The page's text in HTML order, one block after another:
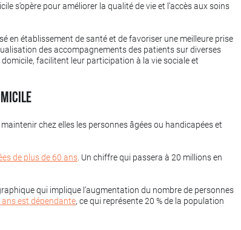
s’opère pour améliorer la qualité de vie et l’accès aux soins
en établissement de santé et de favoriser une meilleure prise
des accompagnements des patients sur diverses
facilitent leur participation à la vie sociale et
chez elles les personnes âgées ou handicapées et
de plus de 60 ans . Un chiffre qui passera à 20 millions en
qui implique l’augmentation du nombre de personnes
ans est dépendante, ce qui représente 20 % de la population